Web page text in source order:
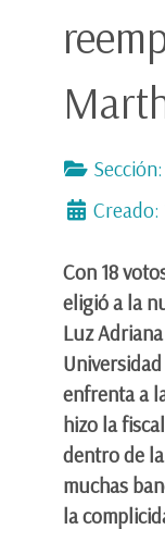
Sección:
Creado:
Con 18
eligió a la
Luz
enfrenta a
hizo la
dentro de
muchas
la